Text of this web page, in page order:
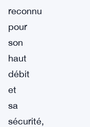
reconnu
pour
son
haut
débit
et
sa
sécurité,